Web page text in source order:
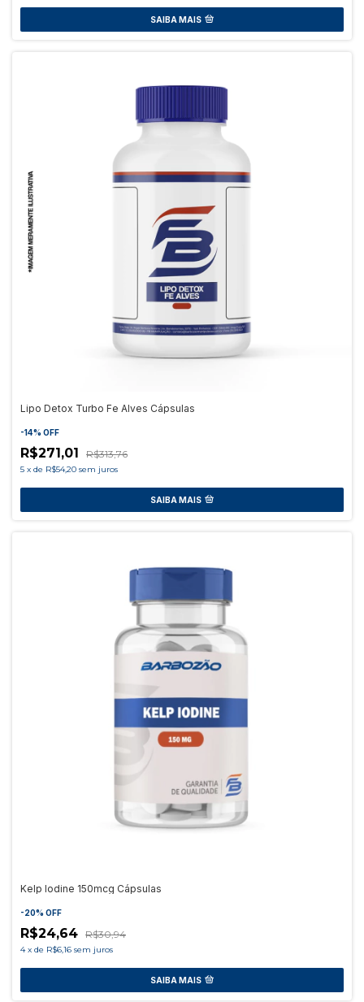
SAIBA MAIS
Lipo Detox Turbo Fe Alves Cápsulas
-14% OFF
R$271,01 R$313,76
5 x de R$54,20 sem juros
SAIBA MAIS
Kelp Iodine 150mcg Cápsulas
-20% OFF
R$24,64 R$30,94
4 x de R$6,16 sem juros
SAIBA MAIS